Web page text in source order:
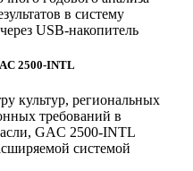
в систему
USB-накопитель
2500-INTL
культур, региональных
требований в
GAC 2500-INTL
системой